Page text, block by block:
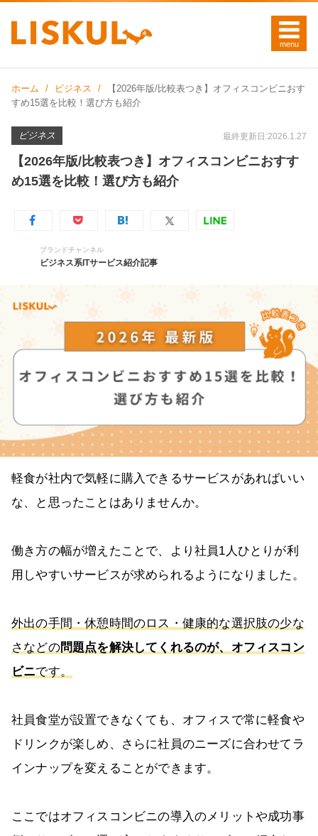
ホーム ビジネス
【2026年版/比較表つき】オフィスコンビニおす
すめ15選を比較！選び方も紹介
ビジネス 最終更新日:2026.1.27
【2026年版/比較表つき】オフィスコンビニおすす
め15選を比較！選び方も紹介
ブランドチャンネル
ビジネス系ITサービス紹介記事
軽食が社内で気軽に購入できるサービスがあればいい
な、と思ったことはありませんか。
働き方の幅が増えたことで、より社員1人ひとりが利
用しやすいサービスが求められるようになりました。
外出の手間・休憩時間のロス・健康的な選択肢の少な
さなどの問題点を解決してくれるのが、オフィスコン
ビニです。
社員食堂が設置できなくても、オフィスで常に軽食や
ドリンクが楽しめ、さらに社員のニーズに合わせてラ
インナップを変えることができます。
ここではオフィスコンビニの導入のメリットや成功事